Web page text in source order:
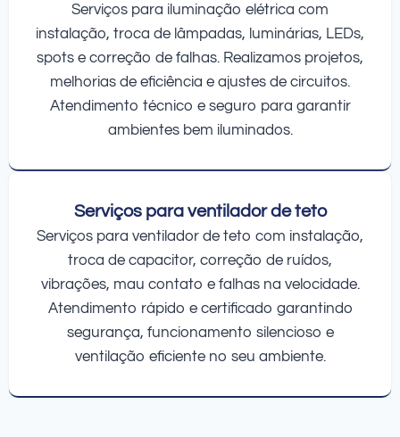
Serviços para iluminação elétrica com
instalação, troca de lâmpadas, luminárias, LEDs,
spots e correção de falhas. Realizamos projetos,
melhorias de eficiência e ajustes de circuitos.
Atendimento técnico e seguro para garantir
ambientes bem iluminados.
Serviços para ventilador de teto
Serviços para ventilador de teto com instalação,
troca de capacitor, correção de ruídos,
vibrações, mau contato e falhas na velocidade.
Atendimento rápido e certificado garantindo
segurança, funcionamento silencioso e
ventilação eficiente no seu ambiente.